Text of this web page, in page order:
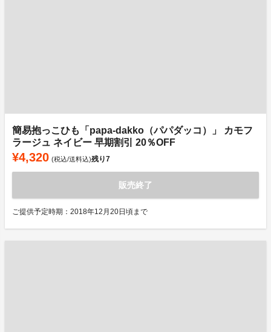
簡易抱っこひも「papa-dakko（パパダッコ）」 カモフ
ラージュ ネイビー 早期割引 20％OFF
¥4,320 (税込/送料込)残り7
販売終了
ご提供予定時期：2018年12月20日頃まで